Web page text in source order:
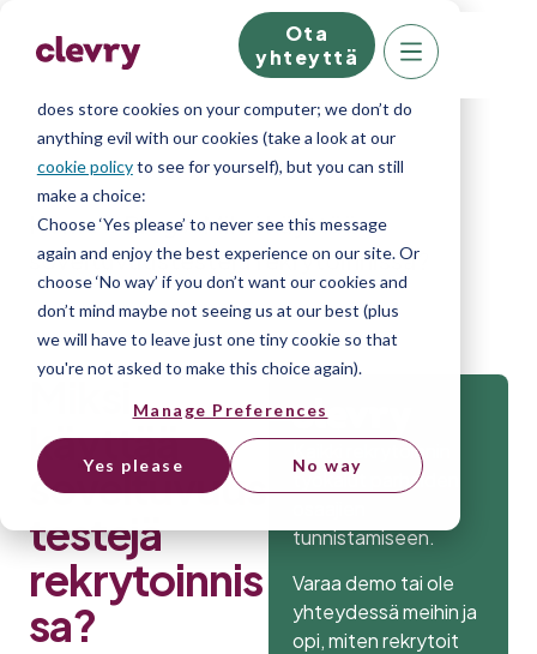
We know right? These cookie pop-ups can really
ruin your visit, so we’ll make this quick. This website
does store cookies on your computer; we don’t do
anything evil with our cookies (take a look at our
cookie policyto see for yourself), but you can still
make a choice:
Choose ‘Yes please’ to never see this message
again and enjoy the best experience on our site. Or
choose ‘No way’ if you don’t want our cookies and
don’t mind maybe not seeing us at our best (plus
we will have to leave just one tiny cookie so that
you're not asked to make this choice again).
Manage Preferences
Yes please No way
Ota
yhteyttä
Home»Blog»Miksi käyttää
soveltuvuustestejä rekrytoinnissa?
käyttää
soveltuvuus
testejä
rekrytoinnis
sa?
Kaikki rekrytoinnin
työkalut parhaiden
tunnistamiseen.
Varaa demo tai ole
yhteydessä meihin ja
opi, miten rekrytoit